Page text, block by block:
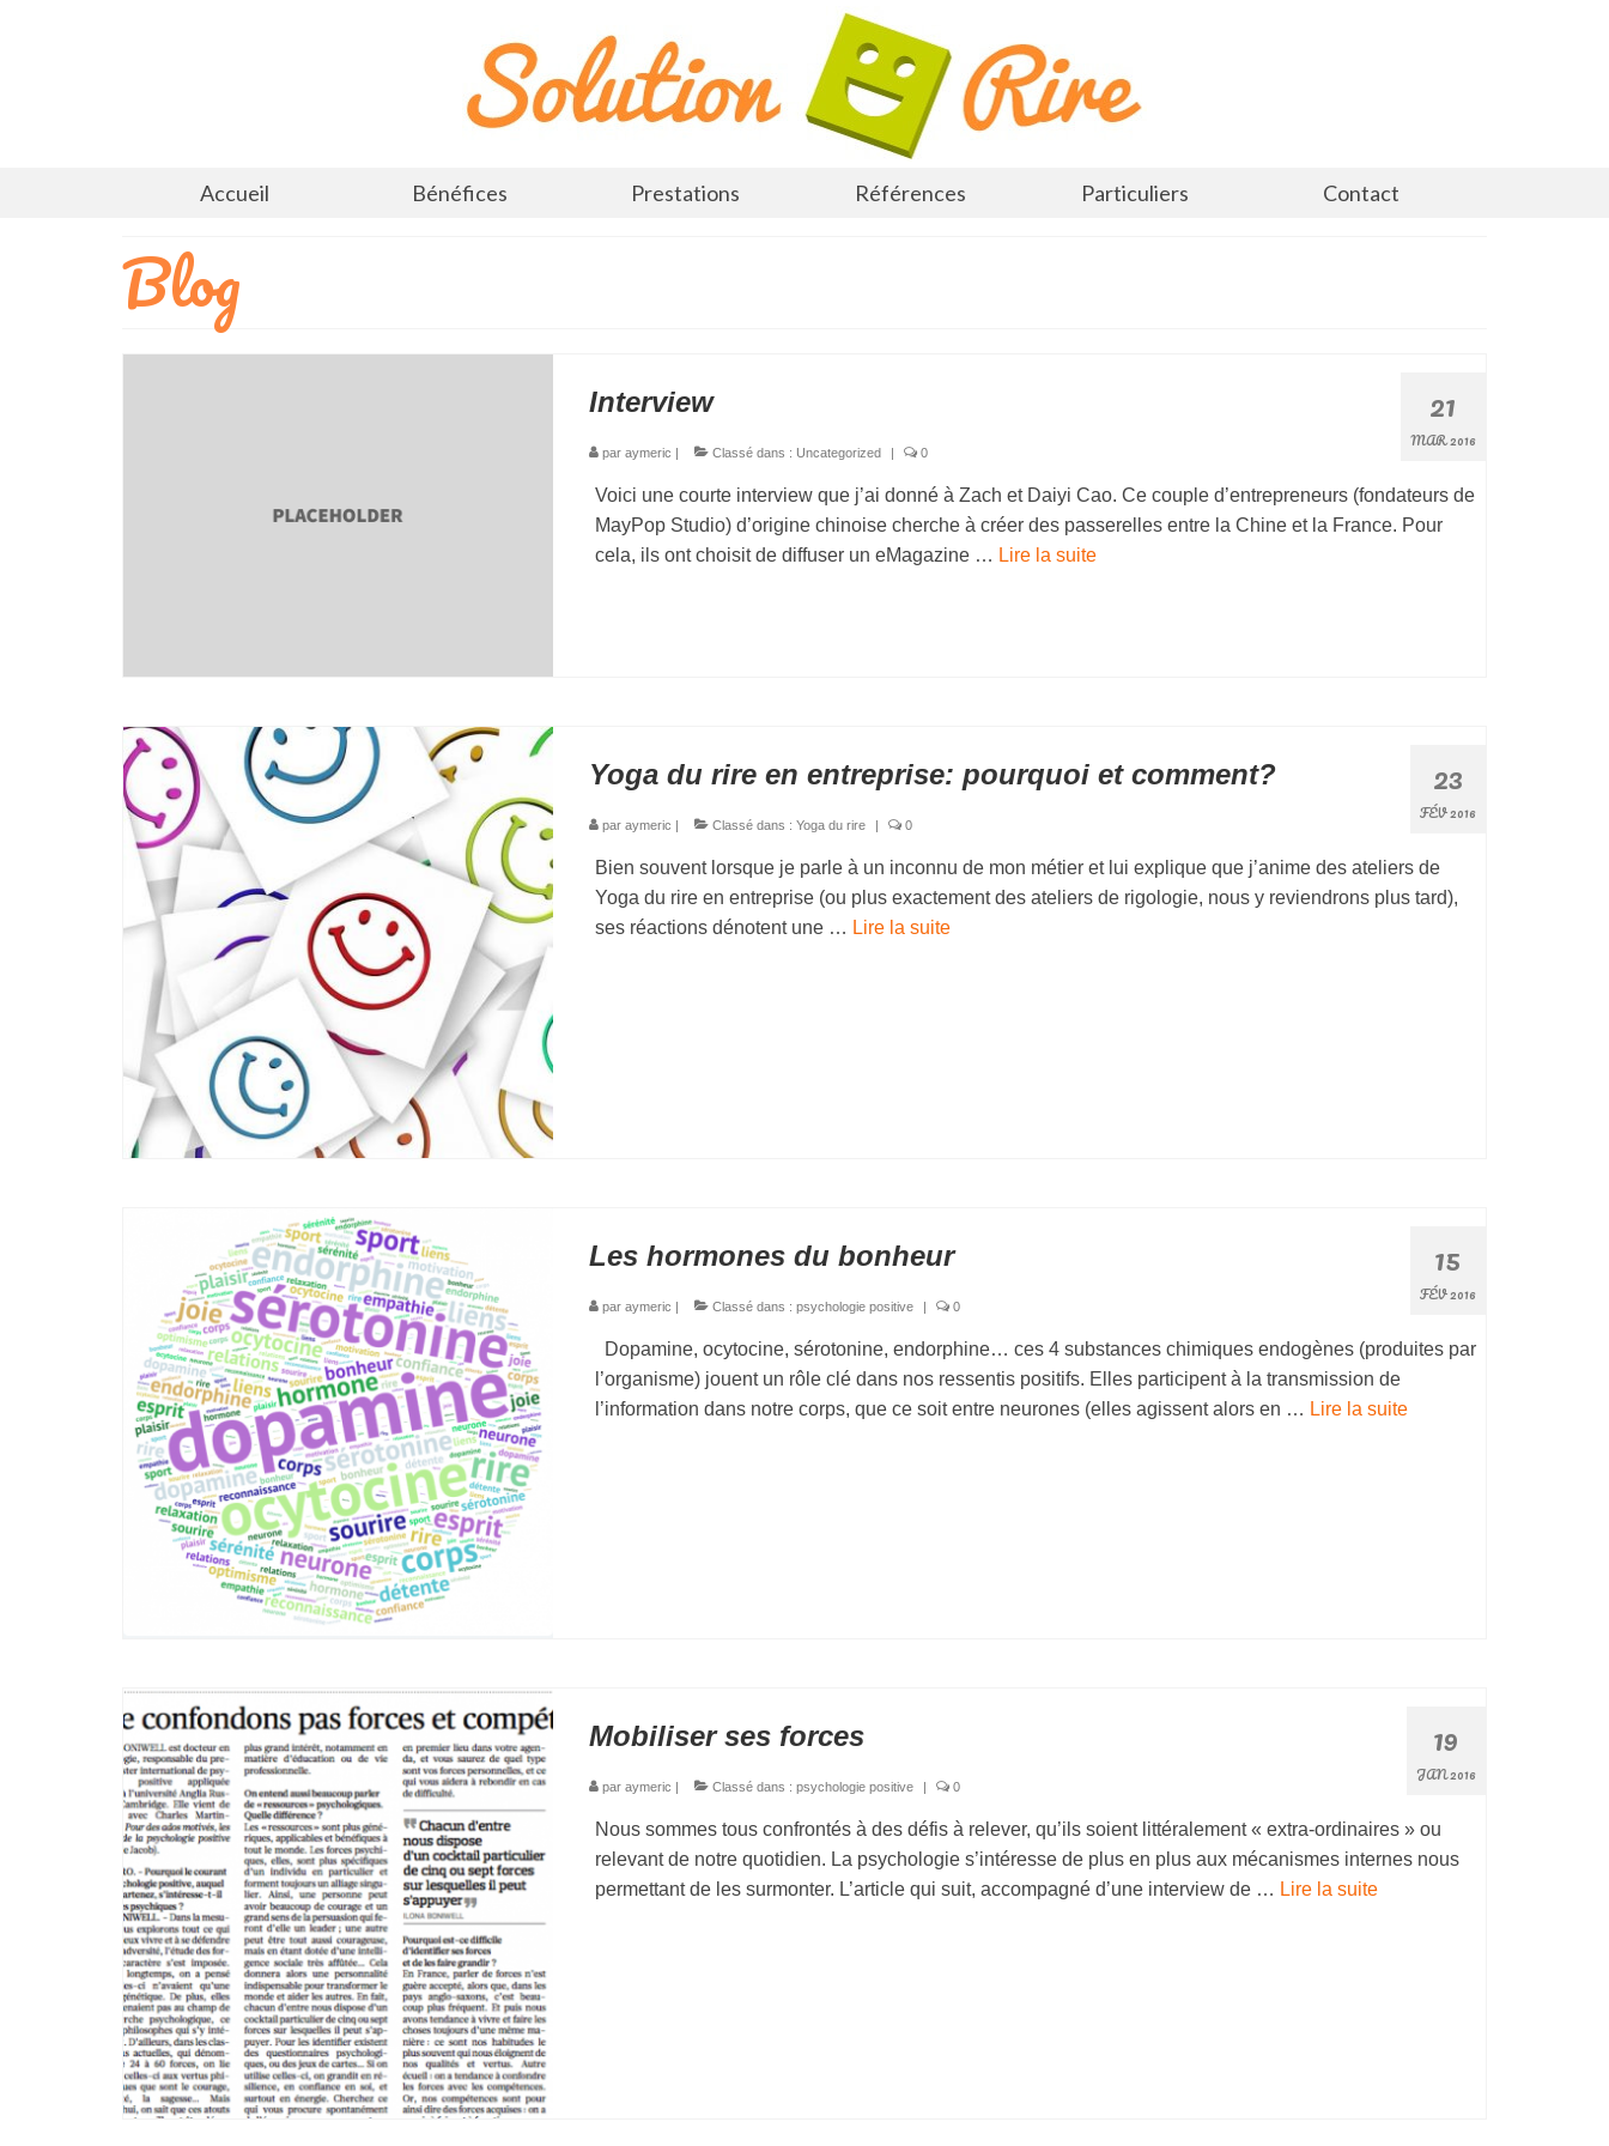
Accueil Bénéfices Prestations Références Particuliers Contact
Blog
21
MAR 2016
Interview
paraymeric | Classé dans : Uncategorized | 0
Voici une courte interview que j’ai donné à Zach et Daiyi Cao. Ce couple d’entrepreneurs (fondateurs de
MayPop Studio) d’origine chinoise cherche à créer des passerelles entre la Chine et la France. Pour
cela, ils ont choisit de diffuser un eMagazine … Lire la suite­­
23
FÉV 2016
Yoga du rire en entreprise: pourquoi et comment?
paraymeric Classé dans :Yoga du rire 0
Bien souvent lorsque je parle à un inconnu de mon métier et lui explique que j’anime des ateliers de
Yoga du rire en entreprise (ou plus exactement des ateliers de rigologie, nous y reviendrons plus tard),
ses réactions dénotent une … Lire la suite­­
15
FÉV 2016
Les hormones du bonheur
paraymeric | Classé dans :psychologie positive | 0
Dopamine, ocytocine, sérotonine, endorphine… ces 4 substances chimiques endogènes (produites par
l’organisme) jouent un rôle clé dans nos ressentis positifs. Elles participent à la transmission de
l’information dans notre corps, que ce soit entre neurones (elles agissent alors en … Lire la suite­­
19
JAN 2016
Mobiliser ses forces
paraymeric | Classé dans :psychologie positive | 0
Nous sommes tous confrontés à des défis à relever, qu’ils soient littéralement « extra-ordinaires » ou
relevant de notre quotidien. La psychologie s’intéresse de plus en plus aux mécanismes internes nous
permettant de les surmonter. L’article qui suit, accompagné d’une interview de … Lire la suite­­